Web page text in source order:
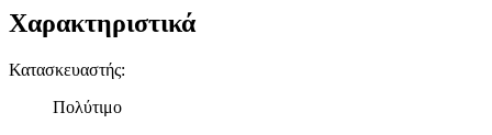
Χαρακτηριστικά
Κατασκευαστής:
Πολύτιμο